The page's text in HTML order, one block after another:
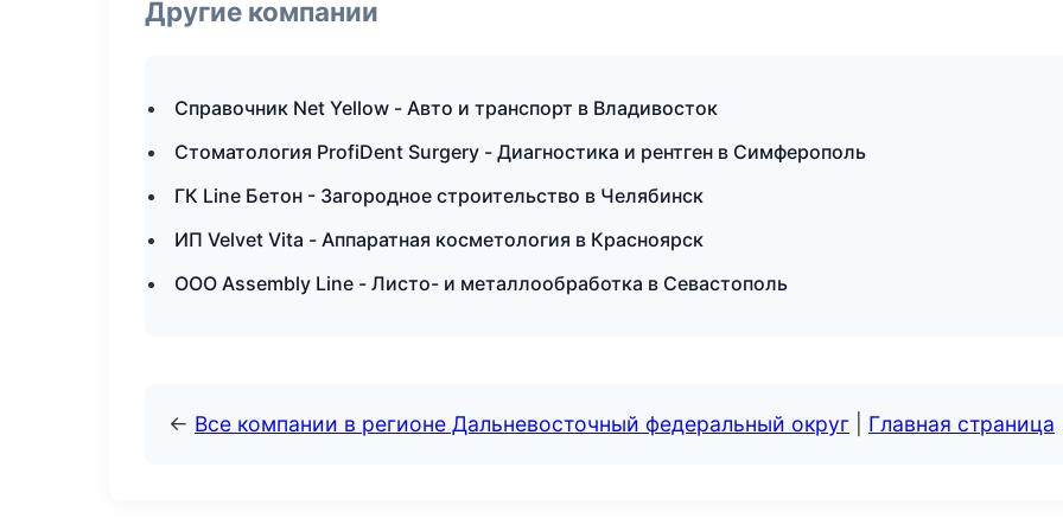
Другие компании
Справочник Net Yellow - Авто и транспорт в Владивосток
Стоматология ProfiDent Surgery - Диагностика и рентген в Симферополь
ГК Line Бетон - Загородное строительство в Челябинск
ИП Velvet Vita - Аппаратная косметология в Красноярск
ООО Assembly Line - Листо- и металлообработка в Севастополь
← Все компании в регионе Дальневосточный федеральный округ Главная страница